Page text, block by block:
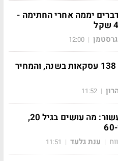
דברים יממה אחרי החתימה -
גרסטמן |
12:00
קריית שרת: 138 עסקאות בשנה, והמחיר
|
11:52
פנסיה לפי עשור: מה עושים בגיל 20,
| ענת גלעד |
11:51